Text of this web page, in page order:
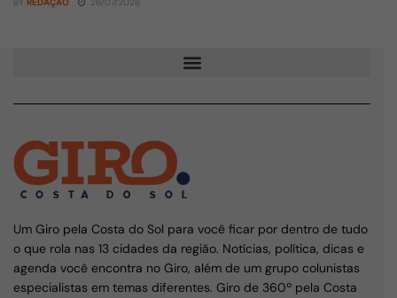
BY REDAÇÃO 26/07/2026
Um Giro pela Costa do Sol para você ficar por dentro de tudo
o que rola nas 13 cidades da região. Notícias, política, dicas e
agenda você encontra no Giro, além de um grupo colunistas
especialistas em temas diferentes. Giro de 360º pela Costa